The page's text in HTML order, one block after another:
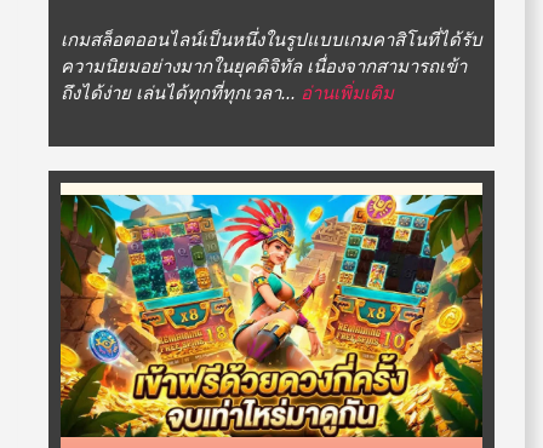
เกมสล็อตออนไลน์เป็นหนึ่งในรูปแบบเกมคาสิโนที่ได้รับ
ความนิยมอย่างมากในยุคดิจิทัล เนื่องจากสามารถเข้า
ถึงได้ง่าย เล่นได้ทุกที่ทุกเวลา... อ่านเพิ่มเติม